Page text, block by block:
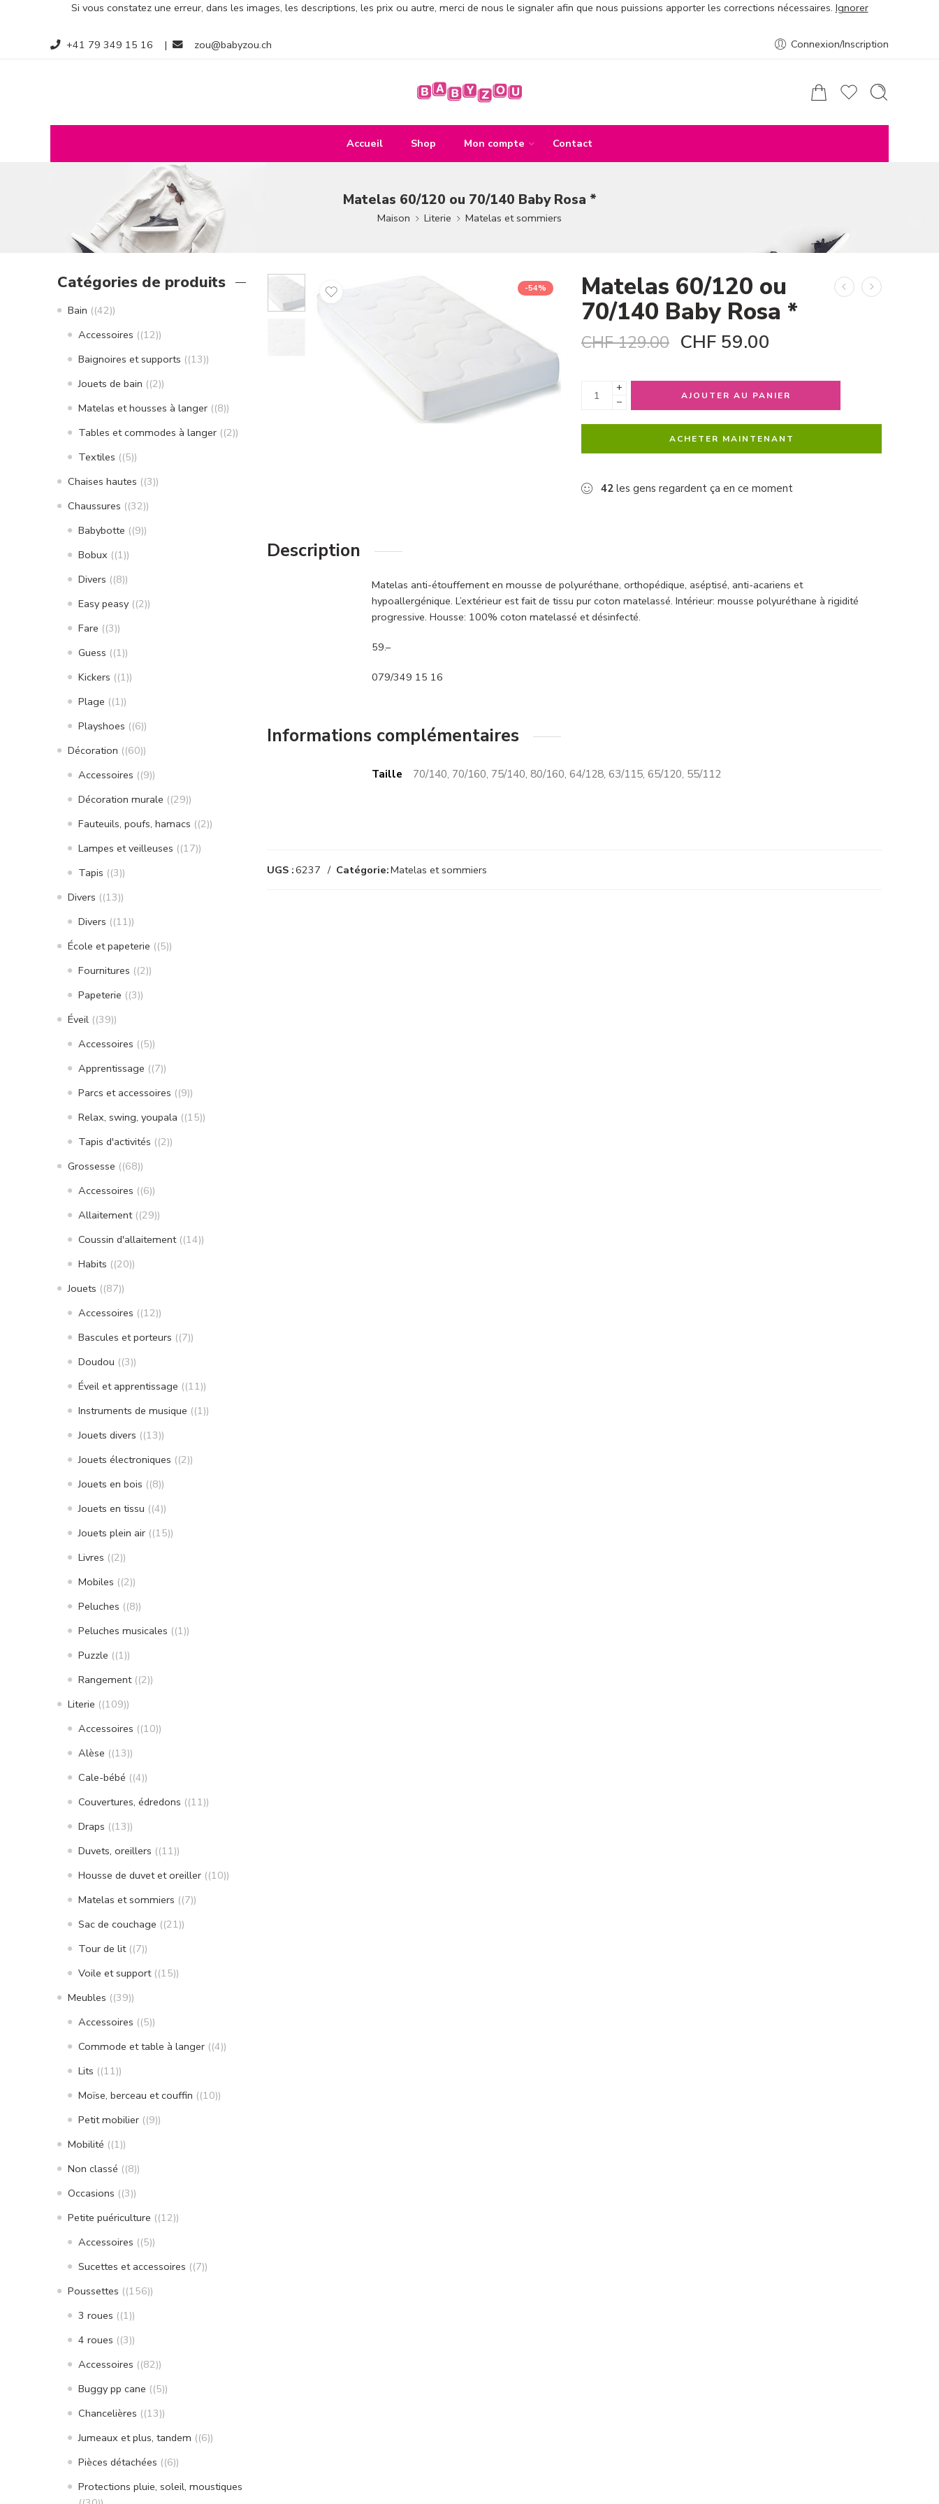
Si vous constatez une erreur, dans les images, les descriptions, les prix ou autre, merci de nous le signaler afin que nous puissions apporter les corrections nécessaires. Ignorer
+41 79 349 15 16 | zou@babyzou.ch Connexion/Inscription
Accueil Shop Mon compte Contact
Matelas 60/120 ou 70/140 Baby Rosa *
Maison Literie Matelas et sommiers
-54% Matelas 60/120 ou
70/140 Baby Rosa *
CHF129.00 CHF 59.00
+
−
AJOUTER AU PANIER
ACHETER MAINTENANT
42 les gens regardent ça en ce moment
Description
Matelas anti-étouffement en mousse de polyuréthane, orthopédique, aséptisé, anti-acariens et
hypoallergénique. L’extérieur est fait de tissu pur coton matelassé. Intérieur: mousse polyuréthane à rigidité
progressive. Housse: 100% coton matelassé et désinfecté.
59.–
079/349 15 16
Informations complémentaires
Taille 70/140, 70/160, 75/140, 80/160, 64/128, 63/115, 65/120, 55/112
UGS :6237 Catégorie:Matelas et sommiers
Catégories de produits
Bain (42)
Accessoires (12)
Baignoires et supports (13)
Jouets de bain (2)
Matelas et housses à langer (8)
Tables et commodes à langer (2)
Textiles (5)
Chaises hautes (3)
Chaussures (32)
Babybotte (9)
Bobux (1)
Divers (8)
Easy peasy (2)
Fare (3)
Guess (1)
Kickers (1)
Plage (1)
Playshoes (6)
Décoration (60)
Accessoires (9)
Décoration murale (29)
Fauteuils, poufs, hamacs (2)
Lampes et veilleuses (17)
Tapis (3)
Divers (13)
Divers (11)
École et papeterie (5)
Fournitures (2)
Papeterie (3)
Éveil (39)
Accessoires (5)
Apprentissage (7)
Parcs et accessoires (9)
Relax, swing, youpala (15)
Tapis d'activités (2)
Grossesse (68)
Accessoires (6)
Allaitement (29)
Coussin d'allaitement (14)
Habits (20)
Jouets (87)
Accessoires (12)
Bascules et porteurs (7)
Doudou (3)
Éveil et apprentissage (11)
Instruments de musique (1)
Jouets divers (13)
Jouets électroniques (2)
Jouets en bois (8)
Jouets en tissu (4)
Jouets plein air (15)
Livres (2)
Mobiles (2)
Peluches (8)
Peluches musicales (1)
Puzzle (1)
Rangement (2)
Literie (109)
Accessoires (10)
Alèse (13)
Cale-bébé (4)
Couvertures, édredons (11)
Draps (13)
Duvets, oreillers (11)
Housse de duvet et oreiller (10)
Matelas et sommiers (7)
Sac de couchage (21)
Tour de lit (7)
Voile et support (15)
Meubles (39)
Accessoires (5)
Commode et table à langer (4)
Lits (11)
Moïse, berceau et couffin (10)
Petit mobilier (9)
Mobilité (1)
Non classé (8)
Occasions (3)
Petite puériculture (12)
Accessoires (5)
Sucettes et accessoires (7)
Poussettes (156)
3 roues (1)
4 roues (3)
Accessoires (82)
Buggy pp cane (5)
Chancelières (13)
Jumeaux et plus, tandem (6)
Pièces détachées (6)
Protections pluie, soleil, moustiques